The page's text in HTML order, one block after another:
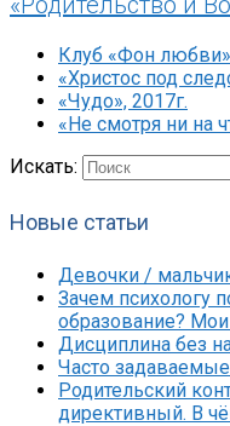
Клуб «Фон любви»
«Христос под
«Чудо», 2017г.
«Не смотря ни на
Искать:
Новые статьи
Девочки /
Зачем психологу
образование?
Дисциплина без
Часто
Родительский
директивный. В